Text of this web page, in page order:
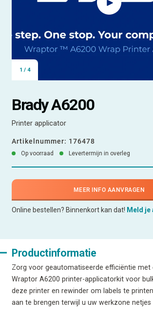
1 / 4
Brady A6200
Printer applicator
Artikelnummer: 176478
Op voorraad Levertermijn in overleg
MEER INFO AANVRAGEN
Online bestellen? Binnenkort kan dat! Meld je
Productinformatie
Zorg voor geautomatiseerde efficiëntie met
Wraptor A6200 printer-applicatorkit voor
deze printer en rewinder om labels te
aan te brengen terwijl u uw werkzone netjes